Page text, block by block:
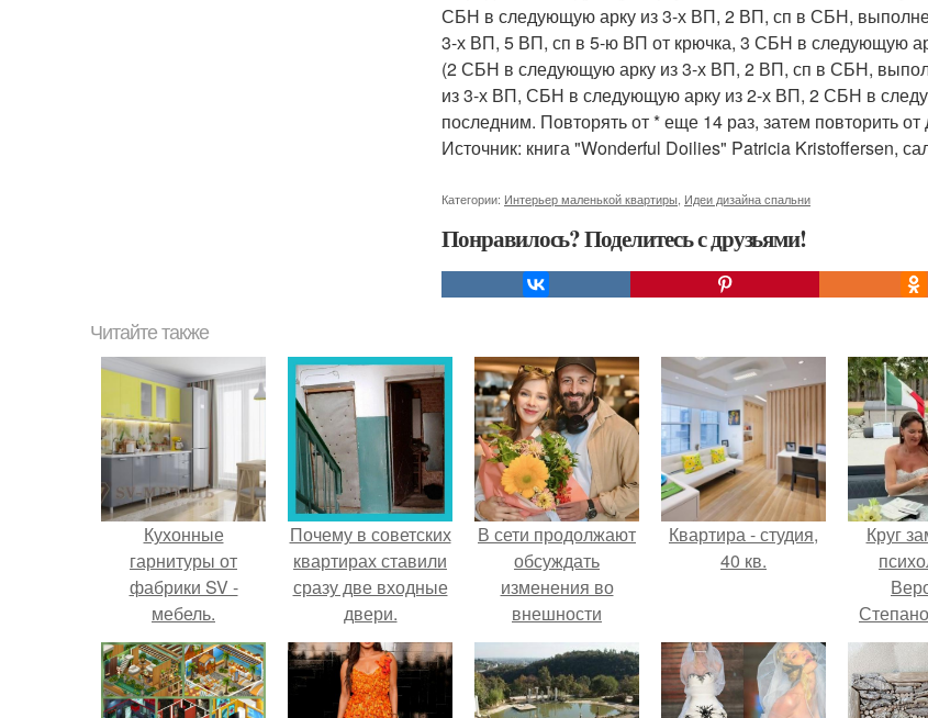
СБН в следующую арку из 3-х ВП, 2 ВП, сп в СБН,
3-х ВП, 5 ВП, сп в 5-ю ВП от крючка, 3 СБН в следующую
(2 СБН в следующую арку из 3-х ВП, 2 ВП, сп в СБН,
из 3-х ВП, СБН в следующую арку из 2-х ВП, 2 СБН в
последним. Повторять от * еще 14 раз, затем повторить
Источник: книга "Wonderful Doilies" Patricia Kristoffersen,
Категории: Интерьер маленькой квартиры Идеи дизайна спальни
Понравилось? Поделитесь с друзьями!
Читайте также
Кухонные
гарнитуры от
фабрики SV -
мебель.
Почему в советских
квартирах ставили
сразу две входные
двери.
В сети продолжают
обсуждать
изменения во
внешности
актрисы.
Квартира - студия,
40 кв.
Круг
вышла